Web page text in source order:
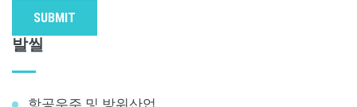
SUBMIT
발씰
항공우주 및 방위산업